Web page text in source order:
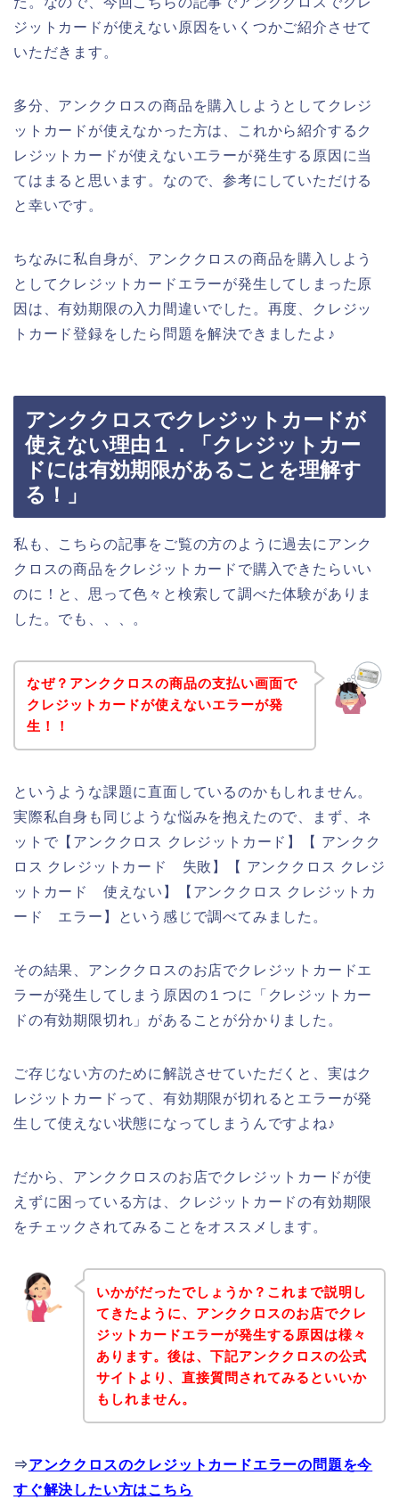
ジットカードが使えない原因をいくつかご紹介させて
いただきます。
多分、アンククロスの商品を購入しようとしてクレジ
ットカードが使えなかった方は、これから紹介するク
レジットカードが使えないエラーが発生する原因に当
てはまると思います。なので、参考にしていただける
と幸いです。
ちなみに私自身が、アンククロスの商品を購入しよう
としてクレジットカードエラーが発生してしまった原
因は、有効期限の入力間違いでした。再度、クレジッ
トカード登録をしたら問題を解決できましたよ♪
アンククロスでクレジットカードが
使えない理由１．「クレジットカー
ドには有効期限があることを理解す
る！」
私も、こちらの記事をご覧の方のように過去にアンク
クロスの商品をクレジットカードで購入できたらいい
のに！と、思って色々と検索して調べた体験がありま
した。でも、、、。
なぜ？アンククロスの商品の支払い画面で
クレジットカードが使えないエラーが発
生！！
というような課題に直面しているのかもしれません。
実際私自身も同じような悩みを抱えたので、まず、ネ
ットで【アンククロス クレジットカード】【 アンクク
ロス クレジットカード 失敗】【 アンククロス クレジ
ットカード 使えない】【アンククロス クレジットカ
ード エラー】という感じで調べてみました。
その結果、アンククロスのお店でクレジットカードエ
ラーが発生してしまう原因の１つに「クレジットカー
ドの有効期限切れ」があることが分かりました。
ご存じない方のために解説させていただくと、実はク
レジットカードって、有効期限が切れるとエラーが発
生して使えない状態になってしまうんですよね♪
だから、アンククロスのお店でクレジットカードが使
えずに困っている方は、クレジットカードの有効期限
をチェックされてみることをオススメします。
いかがだったでしょうか？これまで説明し
てきたように、アンククロスのお店でクレ
ジットカードエラーが発生する原因は様々
あります。後は、下記アンククロスの公式
サイトより、直接質問されてみるといいか
もしれません。
⇒アンククロスのクレジットカードエラーの問題を今
すぐ解決したい方はこちら